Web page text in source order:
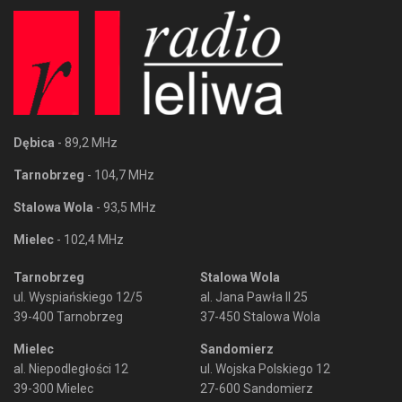
Dębica - 89,2 MHz
Tarnobrzeg - 104,7 MHz
Stalowa Wola - 93,5 MHz
Mielec - 102,4 MHz
Tarnobrzeg
ul. Wyspiańskiego 12/5
39-400 Tarnobrzeg
Mielec
al. Niepodległości 12
39-300 Mielec
Stalowa Wola
al. Jana Pawła II 25
37-450 Stalowa Wola
Sandomierz
ul. Wojska Polskiego 12
27-600 Sandomierz